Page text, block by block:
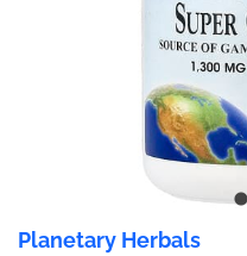
Planetary Herbals